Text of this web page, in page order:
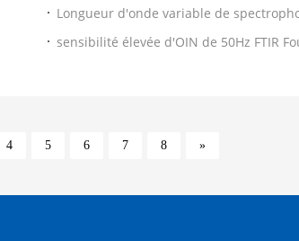
laboratoire médical
Longueur d'onde variable de
fluorescence de Bonnin BN930F réglable
sensibilité élevée d'OIN de 50Hz FTIR
4 5 6 7 8 »